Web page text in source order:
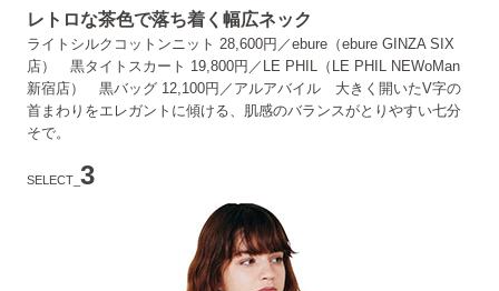
レトロな茶色で落ち着く幅広ネック
ライトシルクコットンニット 28,600円／ebure（ebure GINZA SIX
店） 黒タイトスカート 19,800円／LE PHIL（LE PHIL NEWoMan
新宿店） 黒バッグ 12,100円／アルアバイル 大きく開いたV字の
首まわりをエレガントに傾ける、肌感のバランスがとりやすい七分
そで。
SELECT_ 3